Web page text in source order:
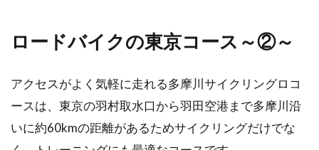
なりました。...
mtbに乗りやすくするために、サス
ペンションを調整しよう！
ロードバイクの東京コース～②～
アクセスがよく気軽に走れる多摩川サイクリングロコ
ースは、東京の羽村取水口から羽田空港まで多摩川沿
いに約60kmの距離があるためサイクリングだけでな